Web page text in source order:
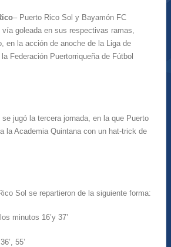
– Puerto Rico Sol y Bayamón FC
goleada en sus respectivas ramas,
en la acción de anoche de la Liga de
Federación Puertorriqueña de Fútbol
jugó la tercera jornada, en la que Puerto
la Academia Quintana con un hat-trick de
Sol se repartieron de la siguiente forma:
minutos 16’y 37’
55’